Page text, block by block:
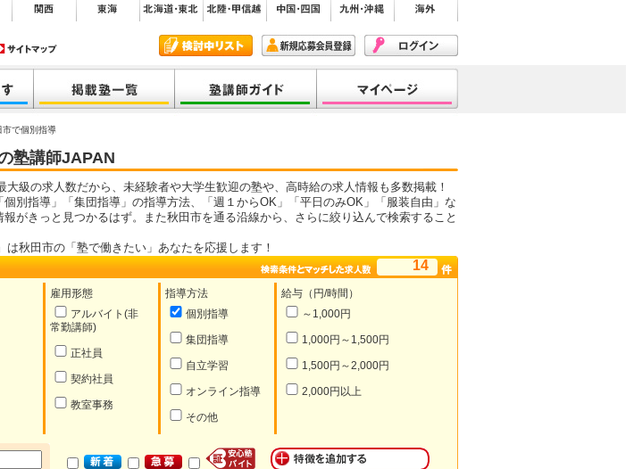
市で個別指導
塾講師JAPAN
級の求人数だから、未経験者や大学生歓迎の塾や、高時給の求人情報も多数掲載！
別指導」「集団指導」の指導方法、「週１からOK」「平日のみOK」「服装自由」な
がきっと見つかるはず。また秋田市を通る沿線から、さらに絞り込んで検索すること
秋田市の「塾で働きたい」あなたを応援します！
14
雇用形態
アルバイト(非
常勤講師)
正社員
契約社員
教室事務
指導方法
個別指導
集団指導
自立学習
オンライン指導
その他
給与（円/時間）
～1,000円
1,000円～1,500円
1,500円～2,000円
2,000円以上